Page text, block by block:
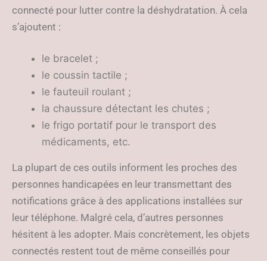
connecté pour lutter contre la déshydratation. À cela
s’ajoutent :
le bracelet ;
le coussin tactile ;
le fauteuil roulant ;
la chaussure détectant les chutes ;
le frigo portatif pour le transport des
médicaments, etc.
La plupart de ces outils informent les proches des
personnes handicapées en leur transmettant des
notifications grâce à des applications installées sur
leur téléphone. Malgré cela, d’autres personnes
hésitent à les adopter. Mais concrètement, les objets
connectés restent tout de même conseillés pour